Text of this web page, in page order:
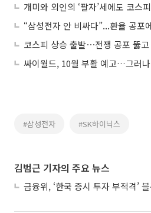
“삼성전자 안 비싸다”...환율 공포
#삼성전자 #SK하이닉스
김범근 기자의 주요 뉴스